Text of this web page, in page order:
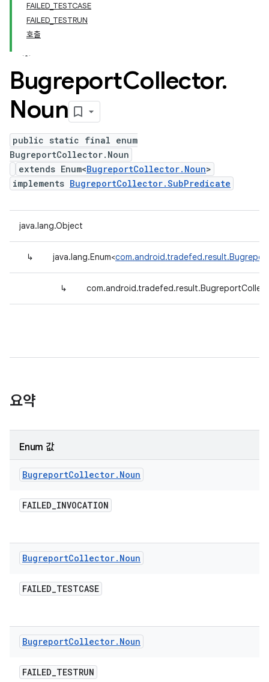
FAILED_TESTCASE
FAILED_TESTRUN
호출
BugreportCollector.
Noun
public static final enum
BugreportCollector.Noun
extends Enum<BugreportCollector.Noun>
implements BugreportCollector.SubPredicate
java.lang.Object
↳ java.lang.Enum<
↳
요약
Enum 값
BugreportCollector. Noun
FAILED_INVOCATION
BugreportCollector. Noun
FAILED_TESTCASE
BugreportCollector. Noun
FAILED_TESTRUN